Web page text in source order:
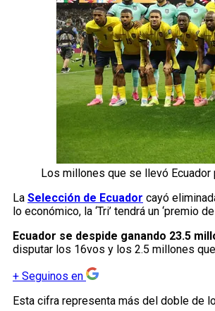
Los millones que se llevó
La Selección de Ecuador cayó
lo económico, la ‘Tri’ tendrá un ‘premio
Ecuador se despide ganando 23.5
disputar los 16vos y los 2.5 millones
+ Seguinos en
Esta cifra representa más del doble de